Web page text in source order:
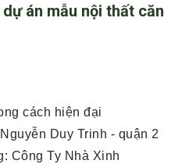
án mẫu nội thất căn
cách hiện đại
Duy Trinh - quận 2
Công Ty Nhà Xinh